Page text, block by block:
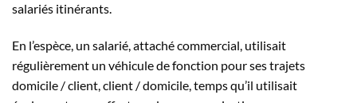
salariés itinérants.
En l’espèce, un salarié, attaché commercial, utilisait
régulièrement un véhicule de fonction pour ses trajets
domicile / client, client / domicile, temps qu’il utilisait